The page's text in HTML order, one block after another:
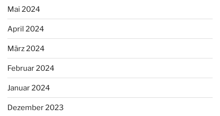
Mai 2024
April 2024
März 2024
Februar 2024
Januar 2024
Dezember 2023